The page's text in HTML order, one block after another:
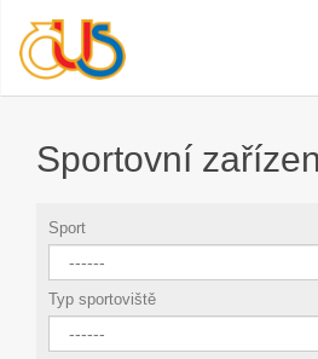
Sportovní
Sport
Typ sportoviště